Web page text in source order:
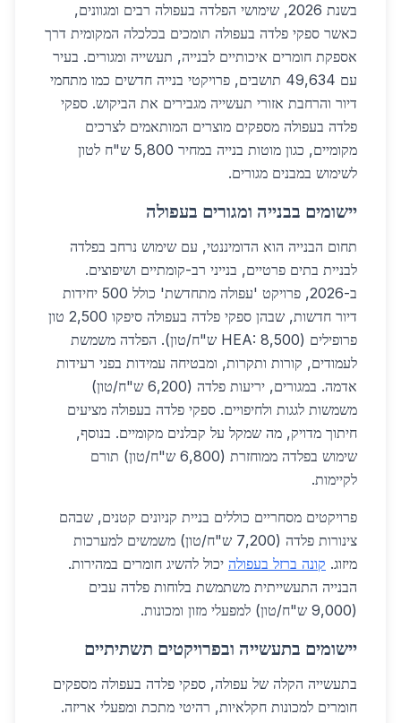
בשנת 2026, שימושי הפלדה בעפולה רבים ומגוונים,
כאשר ספקי פלדה בעפולה תומכים בכלכלה המקומית דרך
אספקת חומרים איכותיים לבנייה, תעשייה ומגורים. בעיר
עם 49,634 תושבים, פרויקטי בנייה חדשים כמו מתחמי
דיור והרחבת אזורי תעשייה מגבירים את הביקוש. ספקי
פלדה בעפולה מספקים מוצרים המותאמים לצרכים
מקומיים, כגון מוטות בנייה במחיר 5,800 ש"ח לטון
לשימוש במבנים מגורים.
יישומים בבנייה ומגורים בעפולה
תחום הבנייה הוא הדומיננטי, עם שימוש נרחב בפלדה
לבניית בתים פרטיים, בנייני רב-קומתיים ושיפוצים.
ב-2026, פרויקט 'עפולה מתחדשת' כולל 500 יחידות
דיור חדשות, שבהן ספקי פלדה בעפולה סיפקו 2,500 טון
פרופילים (HEA: 8,500 ש"ח/טון). הפלדה משמשת
לעמודים, קורות ותקרות, ומבטיחה עמידות בפני רעידות
אדמה. במגורים, יריעות פלדה (6,200 ש"ח/טון)
משמשות לגגות ולחיפויים. ספקי פלדה בעפולה מציעים
חיתוך מדויק, מה שמקל על קבלנים מקומיים. בנוסף,
שימוש בפלדה ממוחזרת (6,800 ש"ח/טון) תורם
לקיימות.
פרויקטים מסחריים כוללים בניית קניונים קטנים, שבהם
צינורות פלדה (7,200 ש"ח/טון) משמשים למערכות
מיזוג. קונה ברזל בעפולה יכול להשיג חומרים במהירות.
הבנייה התעשייתית משתמשת בלוחות פלדה עבים
(9,000 ש"ח/טון) למפעלי מזון ומכונות.
יישומים בתעשייה ובפרויקטים תשתיתיים
בתעשייה הקלה של עפולה, ספקי פלדה בעפולה מספקים
חומרים למכונות חקלאיות, רהיטי מתכת ומפעלי אריזה.